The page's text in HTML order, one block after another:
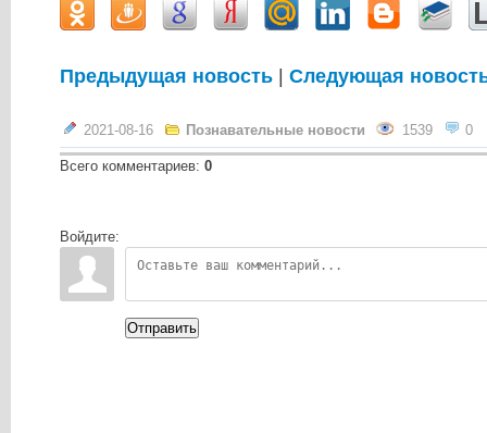
Предыдущая новость | Следующая
2021-08-16 Познавательные новости 1539 0
Всего комментариев: 0
Войдите:
Отправить